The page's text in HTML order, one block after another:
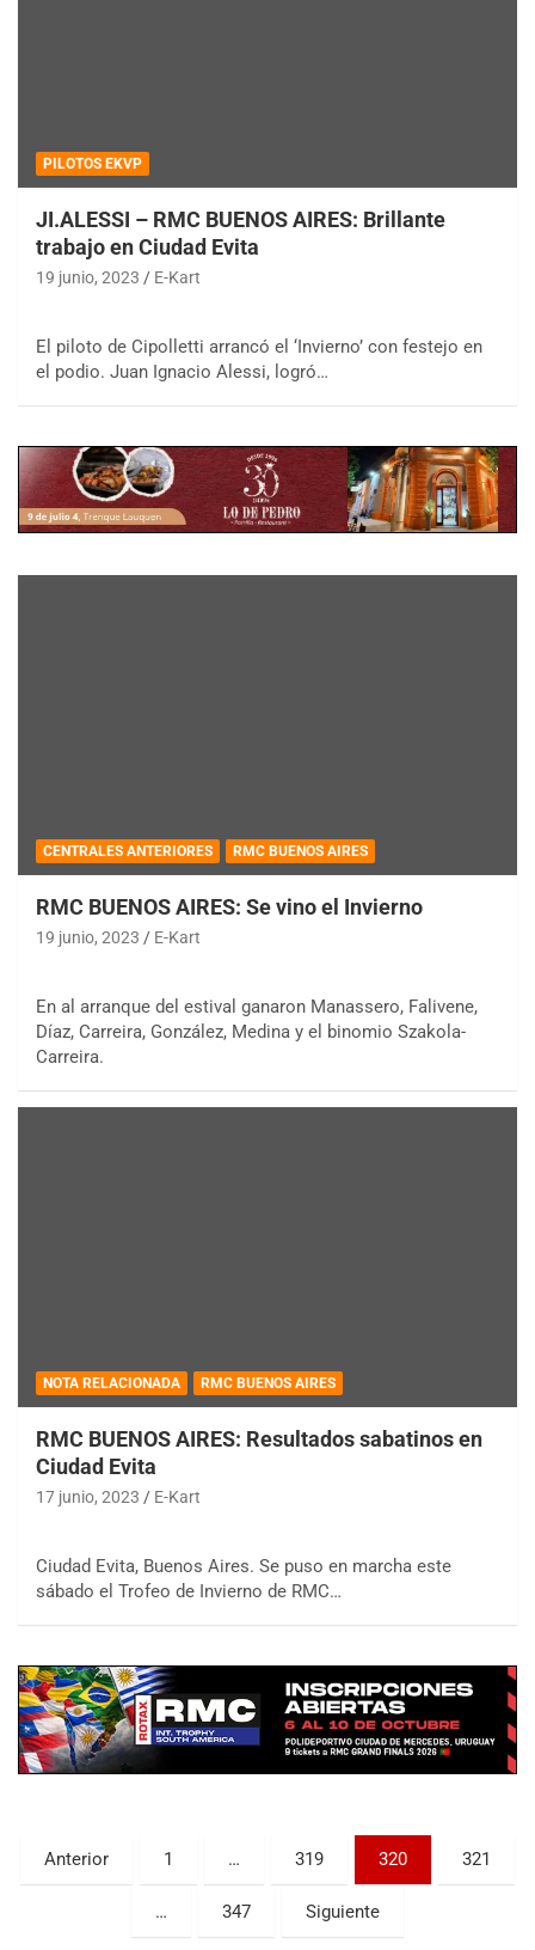
PILOTOS EKVP
JI.ALESSI – RMC BUENOS AIRES: Brillante
trabajo en Ciudad Evita
19 junio, 2023 E-Kart
El piloto de Cipolletti arrancó el ‘Invierno’ con festejo en
el podio. Juan Ignacio Alessi, logró…
CENTRALES ANTERIORES RMC BUENOS AIRES
RMC BUENOS AIRES: Se vino el Invierno
19 junio, 2023 E-Kart
En al arranque del estival ganaron Manassero, Falivene,
Díaz, Carreira, González, Medina y el binomio Szakola-
Carreira.
NOTA RELACIONADA RMC BUENOS AIRES
RMC BUENOS AIRES: Resultados sabatinos en
Ciudad Evita
17 junio, 2023 E-Kart
Ciudad Evita, Buenos Aires. Se puso en marcha este
sábado el Trofeo de Invierno de RMC…
Paginación
de
entradas
Anterior 1 … 319 320 321
… 347 Siguiente
COBERTURA ESPECIAL DE E-KART.COM.AR
IAME SERIES ARGENTINA 6
Ramiro Tot (Asfalto)
Baradero (Buenos Aires)
Villaguay (Entre Ríos)